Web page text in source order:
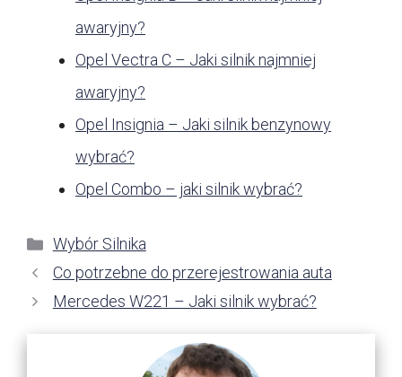
awaryjny?
Opel Vectra C – Jaki silnik najmniej
awaryjny?
Opel Insignia – Jaki silnik benzynowy
wybrać?
Opel Combo – jaki silnik wybrać?
Kategorie
Wybór Silnika
Co potrzebne do przerejestrowania auta
Mercedes W221 – Jaki silnik wybrać?